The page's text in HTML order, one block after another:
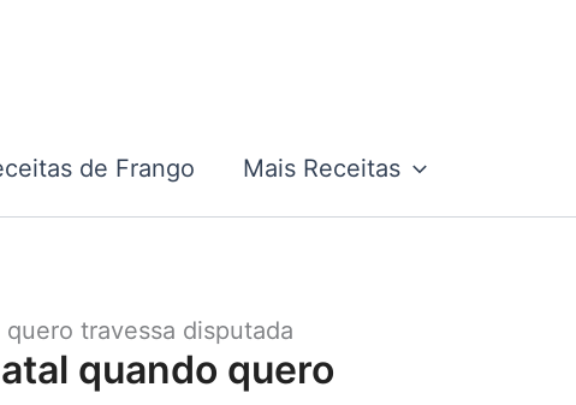
de Frango Mais Receitas
travessa disputada
quando quero